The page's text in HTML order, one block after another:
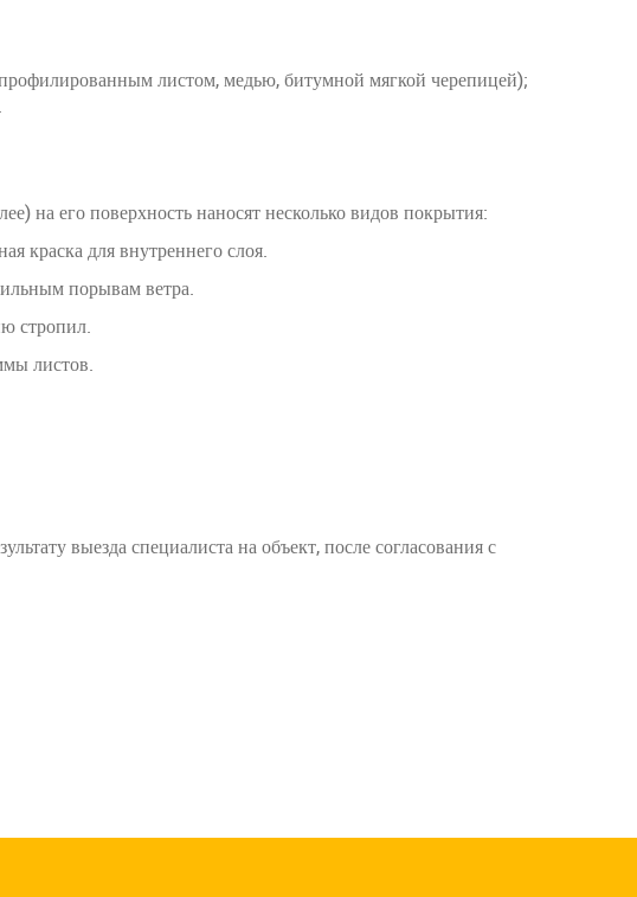
листом, медью, битумной мягкой черепицей);
на его поверхность наносят несколько видов покрытия:
краска для внутреннего слоя.
порывам ветра.
стропил.
листов.
выезда специалиста на объект, после согласования с